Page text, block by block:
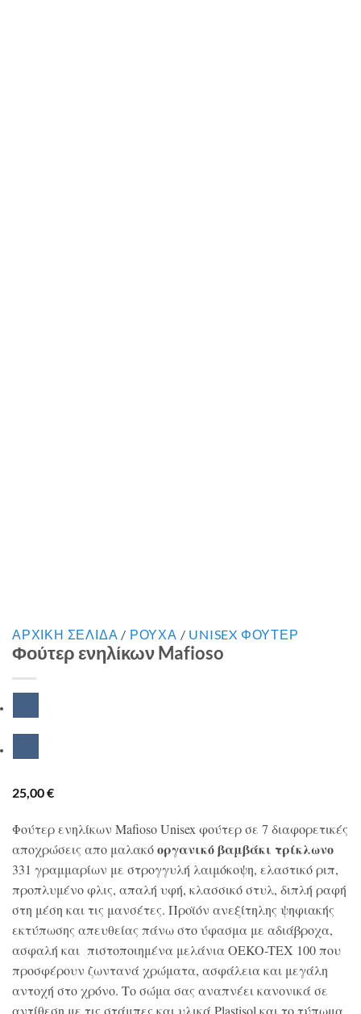
ΑΡΧΙΚΉ ΣΕΛΊΔΑ / ΡΟΥΧΑ / UNISEX ΦΟΥΤΕΡ
Φούτερ ενηλίκων Mafioso
25,00€
Φούτερ ενηλίκων Mafioso Unisex φούτερ σε 7 διαφορετικές
αποχρώσεις απο μαλακόοργανικό βαμβάκι τρίκλωνο
331 γραμμαρίων με στρογγυλή λαιμόκοψη, ελαστικό ριπ,
προπλυμένο φλις, απαλή υφή, κλασσικό στυλ, διπλή ραφή
στη μέση και τις μανσέτες. Προϊόν ανεξίτηλης ψηφιακής
εκτύπωσης απευθείας πάνω στο ύφασμα με αδιάβροχα,
ασφαλή και πιστοποιημένα μελάνια OEKO-TEX 100 που
προσφέρουν ζωντανά χρώματα, ασφάλεια και μεγάλη
αντοχή στο χρόνο. Το σώμα σας αναπνέει κανονικά σε